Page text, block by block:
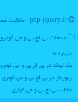
صفحات پی اچ پی و جی
درباره ما
بک لینک در پی اچ پی و جی
رپورتاژ در پی اچ پی و جی كوئری
مطالب پی اچ پی و جی كوئری